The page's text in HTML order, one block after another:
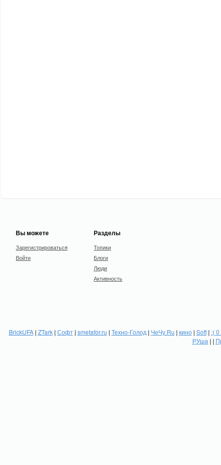
Вы можете
Зарегистрироваться
Войти
Разделы
Топики
Блоги
Люди
Активность
BrickUFA| ZTark| Софт| smetafor.ru | Техно-Голод | ЧеЧу.Ru | кино| Soft| :(
РУша | |